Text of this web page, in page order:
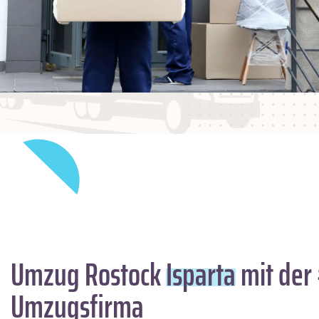
Umzug RostockIspartamit
Umzugsfirma